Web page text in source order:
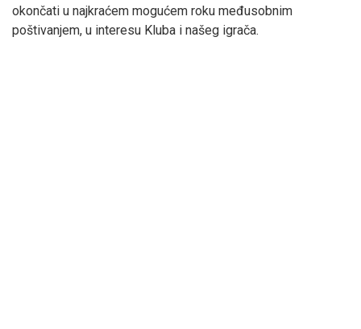
okončati u najkraćem mogućem roku međusobnim
poštivanjem, u interesu Kluba i našeg igrača.